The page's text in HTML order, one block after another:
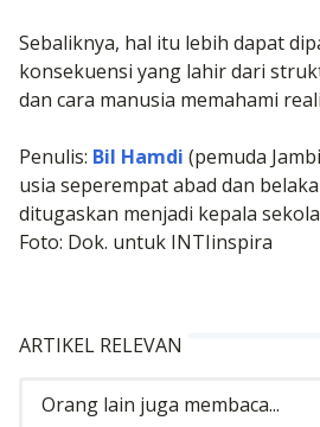
Sebaliknya, hal itu lebih dapat
konsekuensi yang lahir dari
dan cara manusia memahami
Penulis: Bil Hamdi (pemuda
usia seperempat abad dan
ditugaskan menjadi kepala
Foto: Dok. untuk INTIinspira
ARTIKEL RELEVAN
Orang lain juga membaca...